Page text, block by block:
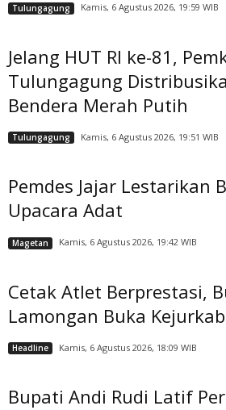
Tulungagung Kamis, 6 Agustus 2026, 19:59 WIB
Jelang HUT RI ke-81,
Tulungagung
Bendera Merah Putih
Tulungagung Kamis, 6 Agustus 2026, 19:51 WIB
Pemdes Jajar Lestarikan
Upacara Adat
Magetan Kamis, 6 Agustus 2026, 19:42 WIB
Cetak Atlet Berprestasi,
Lamongan Buka
Headline Kamis, 6 Agustus 2026, 18:09 WIB
Bupati Andi Rudi Latif